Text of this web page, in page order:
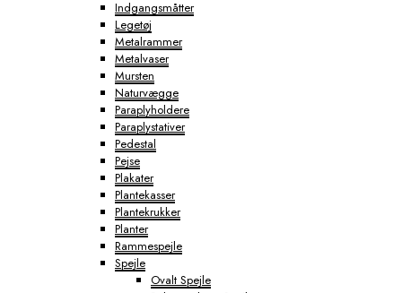
Indgangsmåtter
Legetøj
Metalrammer
Metalvaser
Mursten
Naturvægge
Paraplyholdere
Paraplystativer
Pedestal
Pejse
Plakater
Plantekasser
Plantekrukker
Planter
Rammespejle
Spejle
Ovalt Spejle